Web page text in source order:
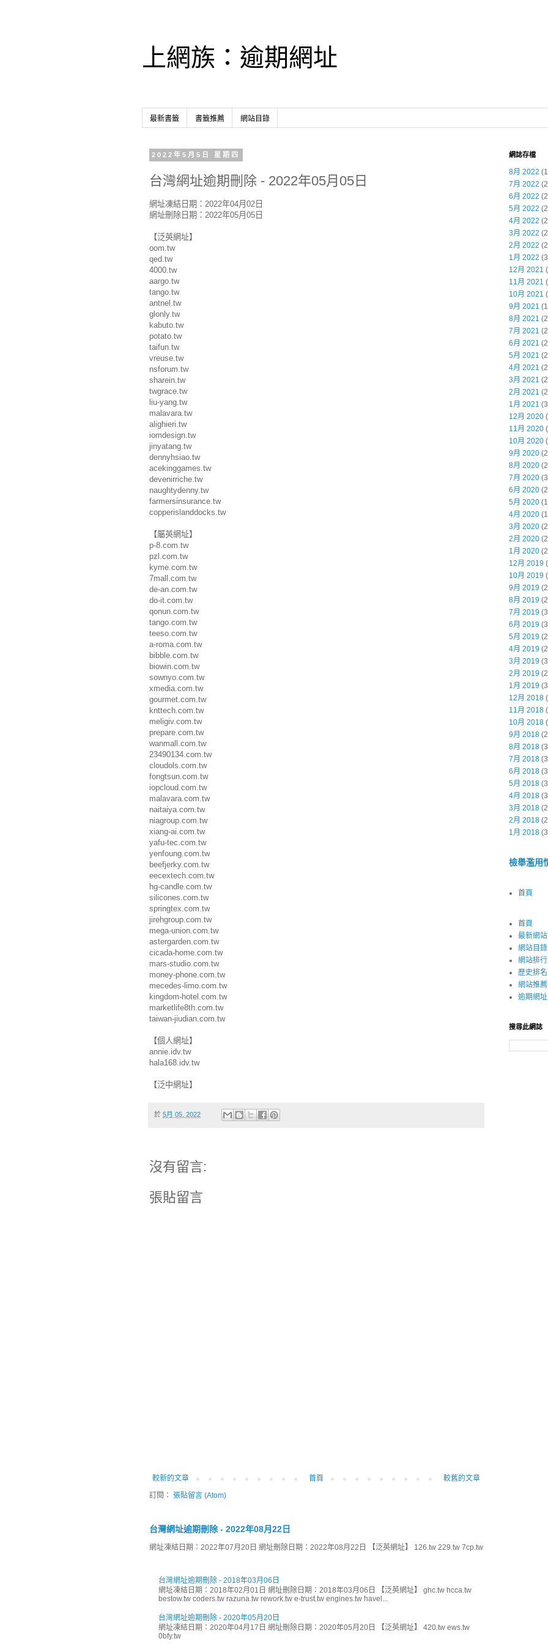
上網族：逾期網址
最新書籤 書籤推薦 網站目錄
2022年5月5日 星期四
台灣網址逾期刪除 - 2022年05月05日
網址凍結日期：2022年04月02日
網址刪除日期：2022年05月05日
【泛英網址】
oom.tw
qed.tw
4000.tw
aargo.tw
tango.tw
antnel.tw
glonly.tw
kabuto.tw
potato.tw
taifun.tw
vreuse.tw
nsforum.tw
sharein.tw
twgrace.tw
liu-yang.tw
malavara.tw
alighieri.tw
iomdesign.tw
jinyatang.tw
dennyhsiao.tw
acekinggames.tw
devenirriche.tw
naughtydenny.tw
farmersinsurance.tw
copperislanddocks.tw
【屬英網址】
p-8.com.tw
pzl.com.tw
kyme.com.tw
7mall.com.tw
de-an.com.tw
do-it.com.tw
qonun.com.tw
tango.com.tw
teeso.com.tw
a-roma.com.tw
bibble.com.tw
biowin.com.tw
sownyo.com.tw
xmedia.com.tw
gourmet.com.tw
knttech.com.tw
meligiv.com.tw
prepare.com.tw
wanmall.com.tw
23490134.com.tw
cloudols.com.tw
fongtsun.com.tw
iopcloud.com.tw
malavara.com.tw
naitaiya.com.tw
niagroup.com.tw
xiang-ai.com.tw
yafu-tec.com.tw
yenfoung.com.tw
beefjerky.com.tw
eecextech.com.tw
hg-candle.com.tw
silicones.com.tw
springtex.com.tw
jirehgroup.com.tw
mega-union.com.tw
astergarden.com.tw
cicada-home.com.tw
mars-studio.com.tw
money-phone.com.tw
mecedes-limo.com.tw
kingdom-hotel.com.tw
marketlife8th.com.tw
taiwan-jiudian.com.tw
【個人網址】
annie.idv.tw
hala168.idv.tw
【泛中網址】
於 5月 05, 2022
沒有留言:
張貼留言
較新的文章 較舊的文章
首頁
訂閱： 張貼留言 (Atom)
台灣網址逾期刪除 - 2022年08月22日
網址凍結日期：2022年07月20日 網址刪除日期：2022年08月22日 【泛英網址】 126.tw 229.tw 7cp.tw
台灣網址逾期刪除 - 2018年03月06日
網址凍結日期：2018年02月01日 網址刪除日期：2018年03月06日 【泛英網址】 ghc.tw hcca.tw
bestow.tw coders.tw razuna.tw rework.tw e-trust.tw engines.tw havel...
台灣網址逾期刪除 - 2020年05月20日
網址凍結日期：2020年04月17日 網址刪除日期：2020年05月20日 【泛英網址】 420.tw ews.tw
0bfy.tw
網誌存檔
8月 2022
7月 2022
6月 2022
5月 2022
4月 2022
3月 2022
2月 2022
1月 2022
12月 2021
11月 2021
10月 2021
9月 2021
8月 2021
7月 2021
6月 2021
5月 2021
4月 2021
3月 2021
2月 2021
1月 2021
12月 2020
11月 2020
10月 2020
9月 2020
8月 2020
7月 2020
6月 2020
5月 2020
4月 2020
3月 2020
2月 2020
1月 2020
12月 2019
10月 2019
9月 2019
8月 2019
7月 2019
6月 2019
5月 2019
4月 2019
3月 2019
2月 2019
1月 2019
12月 2018
11月 2018
10月 2018
9月 2018
8月 2018
7月 2018
6月 2018
5月 2018
4月 2018
3月 2018
2月 2018
1月 2018
檢舉濫用
首頁
首頁
最新網站
網站目錄
網站排行
歷史排名
網站推薦
逾期網址
搜尋此網誌